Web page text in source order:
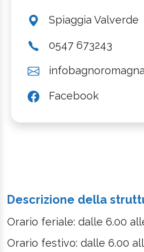
Spiaggia Valverde
0547 673243
Facebook
Descrizione della
Orario feriale: dalle 6.00
Orario festivo: dalle 6.00